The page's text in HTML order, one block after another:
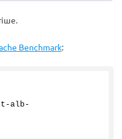
Benchmark:
alb-